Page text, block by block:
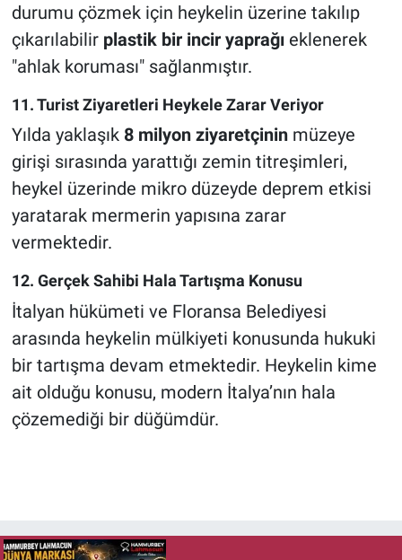
durumu çözmek için heykelin üzerine takılıp
çıkarılabilir plastik bir incir yaprağıeklenerek
"ahlak koruması" sağlanmıştır.
11. Turist Ziyaretleri Heykele Zarar Veriyor
Yılda yaklaşık 8 milyon ziyaretçininmüzeye
girişi sırasında yarattığı zemin titreşimleri,
heykel üzerinde mikro düzeyde deprem etkisi
yaratarak mermerin yapısına zarar
vermektedir.
12. Gerçek Sahibi Hala Tartışma Konusu
İtalyan hükümeti ve Floransa Belediyesi
arasında heykelin mülkiyeti konusunda hukuki
bir tartışma devam etmektedir. Heykelin kime
ait olduğu konusu, modern İtalya’nın hala
çözemediği bir düğümdür.